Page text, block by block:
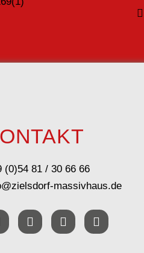
(0)54 81 / 30 66 66
massivhaus.de